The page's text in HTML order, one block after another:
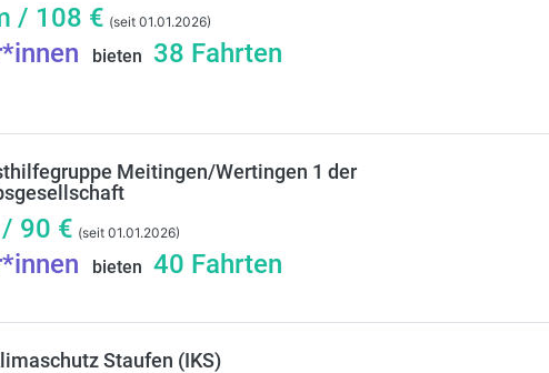
/ 108 € (seit 01.01.2026)
bieten 38 Fahrten
Meitingen/Wertingen 1 der
90 € (seit 01.01.2026)
bieten 40 Fahrten
Staufen (IKS)